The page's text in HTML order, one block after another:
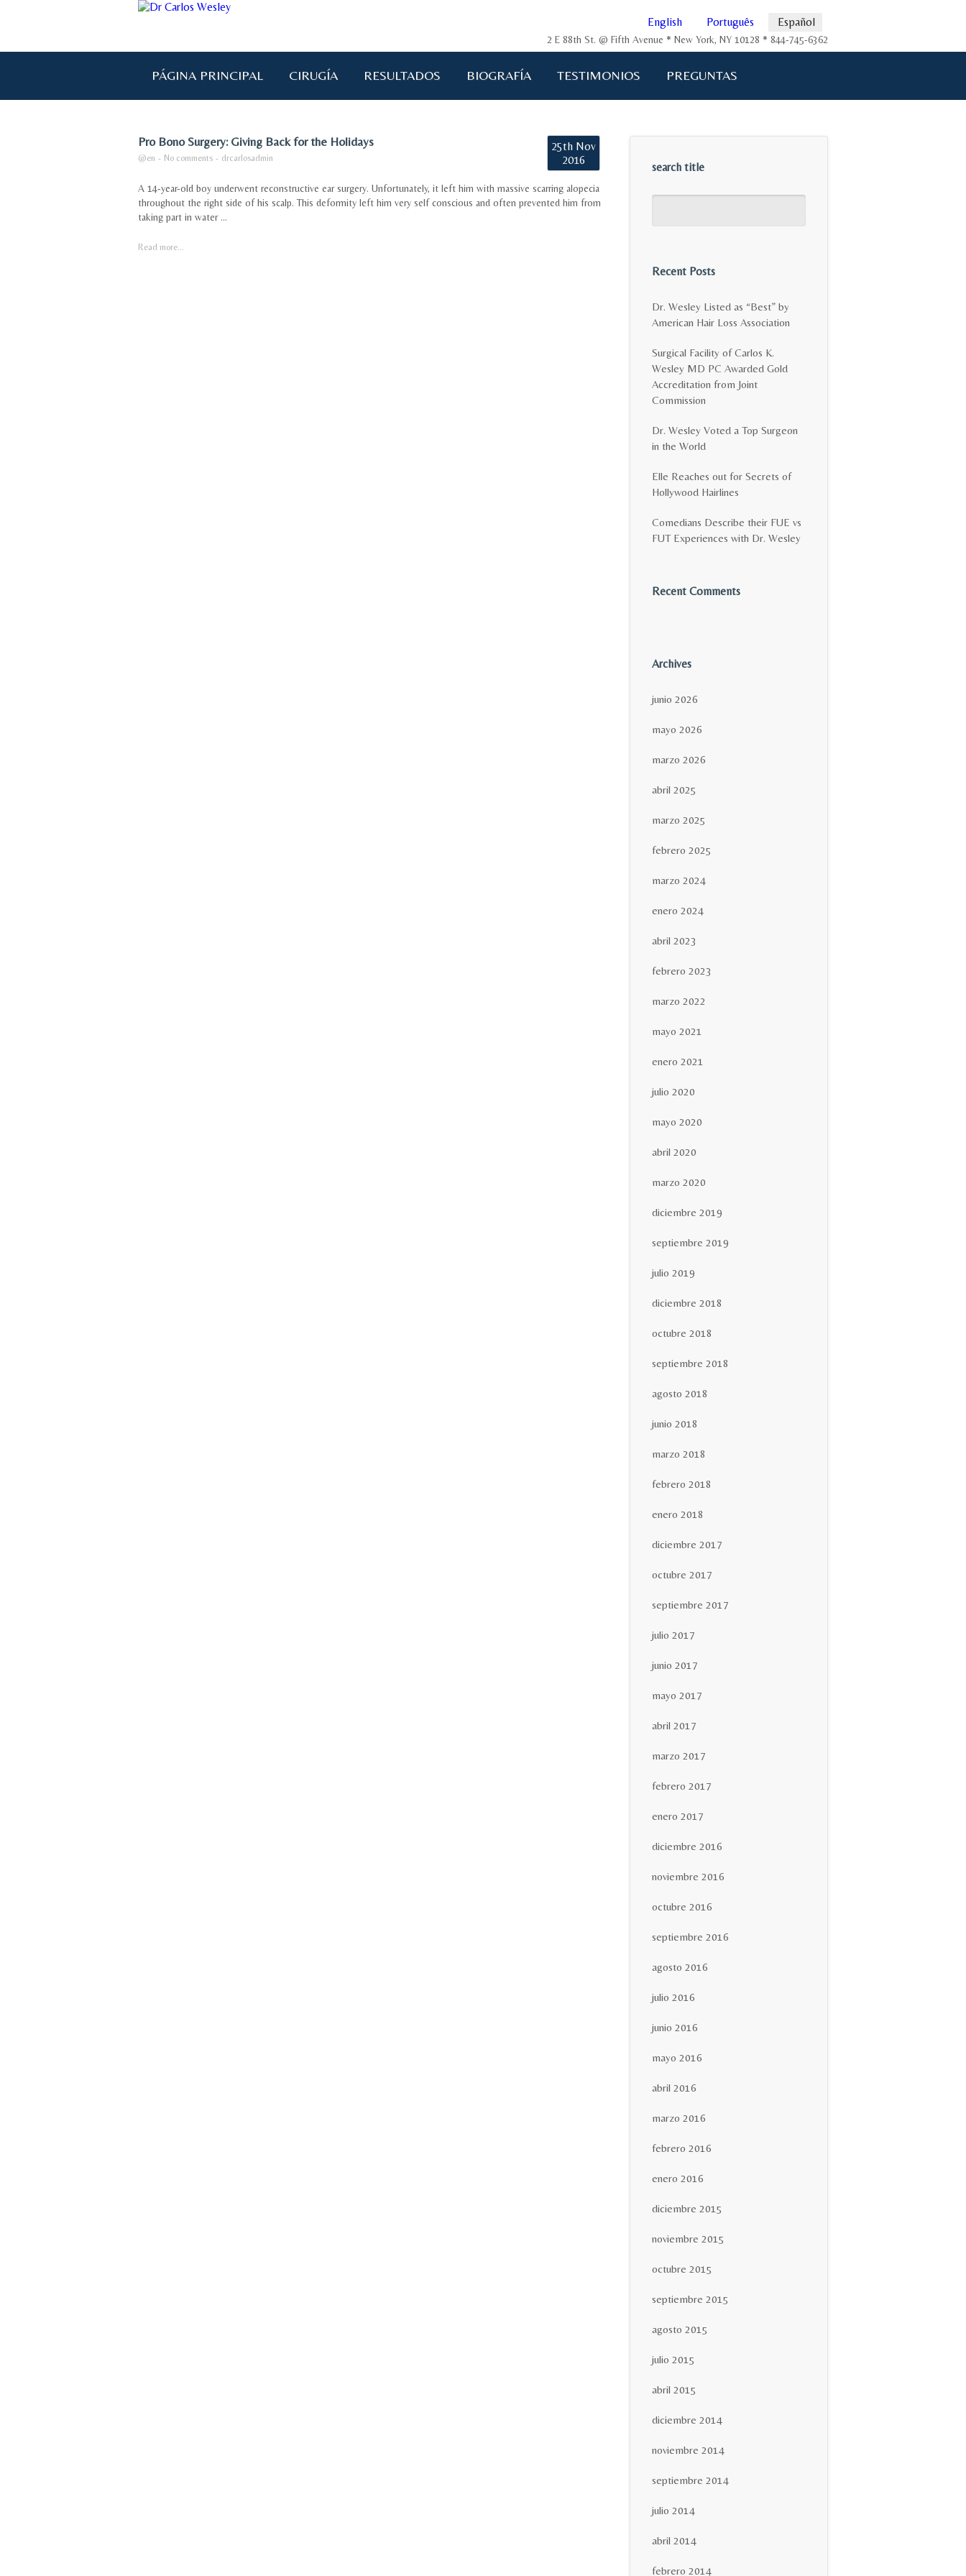
2 E 88th St. @ Fifth Avenue * New York, NY 10128 * 844-745-6362
English Português Español
PÁGINA PRINCIPAL CIRUGÍA RESULTADOS BIOGRAFÍA TESTIMONIOS PREGUNTAS
25th Nov
2016
Pro Bono Surgery: Giving Back for the Holidays
@en - No comments - drcarlosadmin
A 14-year-old boy underwent reconstructive ear surgery. Unfortunately, it left him with massive scarring alopecia
throughout the right side of his scalp. This deformity left him very self conscious and often prevented him from
taking part in water ...
Read more...
search title
Recent Posts
Dr. Wesley Listed as “Best” by
American Hair Loss Association
Surgical Facility of Carlos K.
Wesley MD PC Awarded Gold
Accreditation from Joint
Commission
Dr. Wesley Voted a Top Surgeon
in the World
Elle Reaches out for Secrets of
Hollywood Hairlines
Comedians Describe their FUE vs
FUT Experiences with Dr. Wesley
Recent Comments
Archives
junio 2026
mayo 2026
marzo 2026
abril 2025
marzo 2025
febrero 2025
marzo 2024
enero 2024
abril 2023
febrero 2023
marzo 2022
mayo 2021
enero 2021
julio 2020
mayo 2020
abril 2020
marzo 2020
diciembre 2019
septiembre 2019
julio 2019
diciembre 2018
octubre 2018
septiembre 2018
agosto 2018
junio 2018
marzo 2018
febrero 2018
enero 2018
diciembre 2017
octubre 2017
septiembre 2017
julio 2017
junio 2017
mayo 2017
abril 2017
marzo 2017
febrero 2017
enero 2017
diciembre 2016
noviembre 2016
octubre 2016
septiembre 2016
agosto 2016
julio 2016
junio 2016
mayo 2016
abril 2016
marzo 2016
febrero 2016
enero 2016
diciembre 2015
noviembre 2015
octubre 2015
septiembre 2015
agosto 2015
julio 2015
abril 2015
diciembre 2014
noviembre 2014
septiembre 2014
julio 2014
abril 2014
febrero 2014